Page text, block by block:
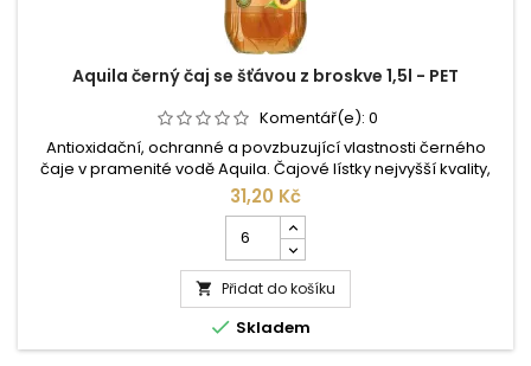
Aquila černý čaj se šťávou z broskve 1,5l - PET
Komentář(e): 0
Antioxidační, ochranné a povzbuzující vlastnosti černého
čaje v pramenité vodě Aquila. Čajové lístky nejvyšší kvality,
přírodní aroma a účinky vzácných minerálů vám dávají
zdraví prospěšný nápoj příjemné chuti lehce zahánějící
žízeň. Složení: pramenitá voda, cukr, extrakt z černého čaje
(0,4%), broskvová šťáva (0,1%), aroma, kyselina: kyselina
citronová,...
31,20 Kč
kusů
produktu
Aquila
černý
čaj
se
 Přidat do košíku
 Skladem